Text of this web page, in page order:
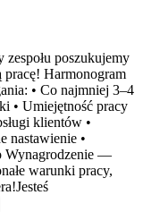
zespołu poszukujemy
Harmonogram
• Co najmniej 3–4
• Umiejętność pracy
klientów •
nastawienie •
Wynagrodzenie —
warunki pracy,